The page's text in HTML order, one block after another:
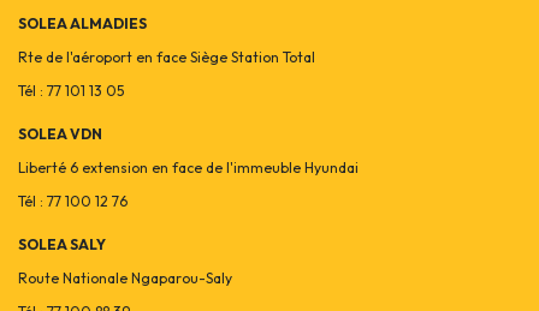
SOLEA ALMADIES
Rte de l'aéroport en face Siège Station Total
Tél : 77 101 13 05
SOLEA VDN
Liberté 6 extension en face de l'immeuble Hyundai
Tél : 77 100 12 76
SOLEA SALY
Route Nationale Ngaparou-Saly